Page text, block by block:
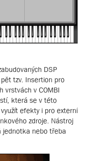
DSP
tzv. Insertion pro
vrstvách v COMBI
která se v této
efekty i pro externí
zdroje. Nástroj
jednotka nebo třeba